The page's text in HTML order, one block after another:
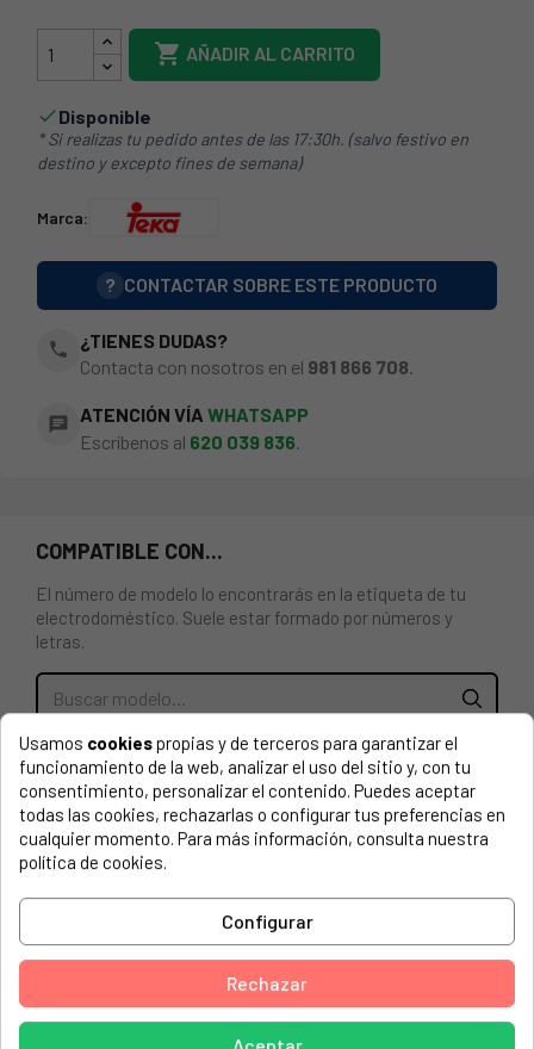
 AÑADIR AL CARRITO
Disponible
* Si realizas tu pedido antes de las 17:30h. (salvo festivo en
destino y excepto fines de semana)
Marca:
? CONTACTAR SOBRE ESTE PRODUCTO
phone
¿TIENES DUDAS?
Contacta con nosotros en el 981 866 708.
chat ATENCIÓN VÍA WHATSAPP
Escríbenos al 620 039 836
COMPATIBLE CON...
El número de modelo lo encontrarás en la etiqueta de tu
electrodoméstico. Suele estar formado por números y
letras.
BOMBILLA / LÁMPARA UNIVERSAL PARA MICROONDAS
BALAY, BOSCH, TEKA, SAMSUNG, SIEMENS. Temperatura:
300 °C. 20 W, 230 V. Conexión Faston: 6,3 mm, 90°.
Dimensiones: 65 x 52 mm, bombilla de 22 mm de diámetro.
Vida útil: 1500 h.
AEG, 94760752000 OS5GM251EB
BALAY, 3HW440X/35
Usamos cookiespropias y de terceros para garantizar el
funcionamiento de la web, analizar el uso del sitio y, con tu
consentimiento, personalizar el contenido. Puedes aceptar
todas las cookies, rechazarlas o configurar tus preferencias en
cualquier momento. Para más información, consulta nuestra
política de cookies.
Configurar
Rechazar